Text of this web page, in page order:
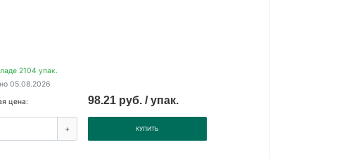
2104 упак.
05.08.2026
цена:
98.21 руб. / упак.
+ КУПИТЬ